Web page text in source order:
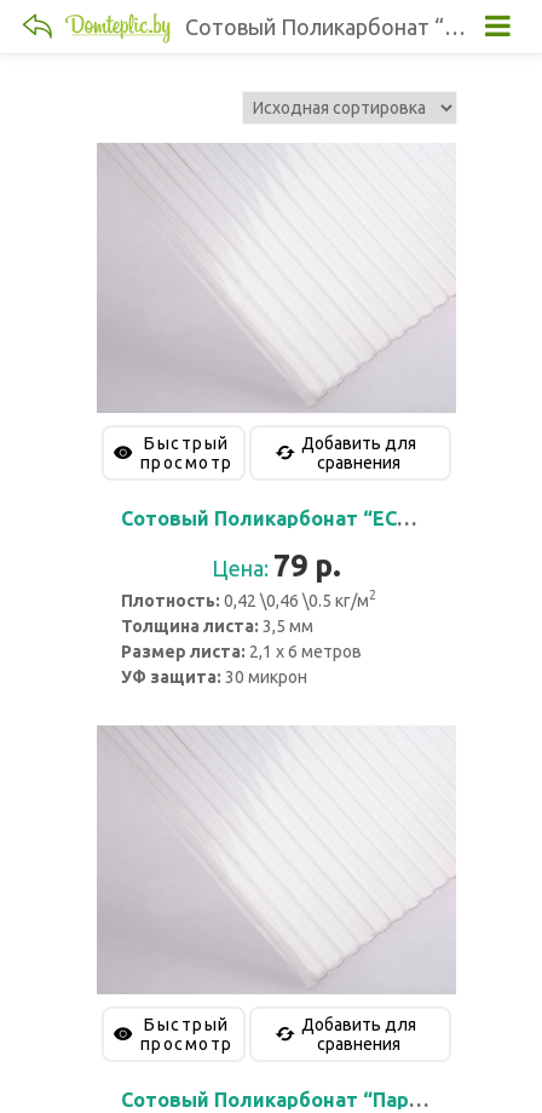
Сотовый Поликарбонат “ECOVICE” 3,5 мм
Быстрый
просмотр
Добавить для
сравнения
Сотовый Поликарбонат “ECOVICE” 3,5 мм
Цена: 79 р.
Плотность: 0,42 \0,46 \0.5 кг/м2
Толщина листа: 3,5 мм
Размер листа: 2,1 х 6 метров
УФ защита: 30 микрон
Быстрый
просмотр
Добавить для
сравнения
Сотовый Поликарбонат “Парничок” 3,5 мм